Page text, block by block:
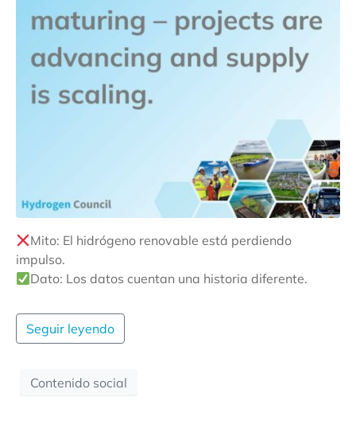
Mito: El hidrógeno renovable está perdiendo
impulso.
Dato: Los datos cuentan una historia diferente.
Seguir leyendo
Contenido social